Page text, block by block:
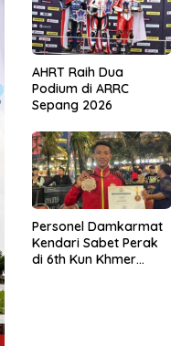
AHRT Raih Dua
Podium di ARRC
Sepang 2026
Personel Damkarmat
Kendari Sabet Perak
di 6th Kun Khmer